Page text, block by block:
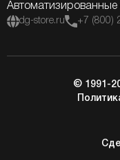
dg-store.ru +7 (800)
© 1991-